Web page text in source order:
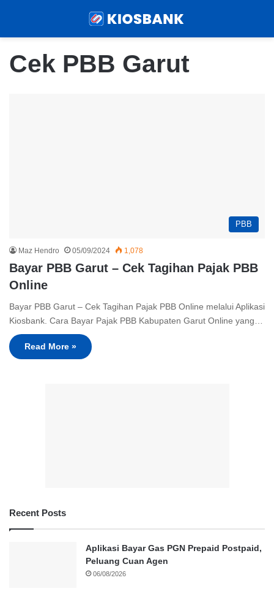
Cek PBB Garut
PBB
Maz Hendro 05/09/2024 1,078
Bayar PBB Garut – Cek Tagihan Pajak PBB
Online
Bayar PBB Garut – Cek Tagihan Pajak PBB Online melalui Aplikasi
Kiosbank. Cara Bayar Pajak PBB Kabupaten Garut Online yang…
Read More »
Recent Posts
Aplikasi Bayar Gas PGN Prepaid Postpaid,
Peluang Cuan Agen
06/08/2026